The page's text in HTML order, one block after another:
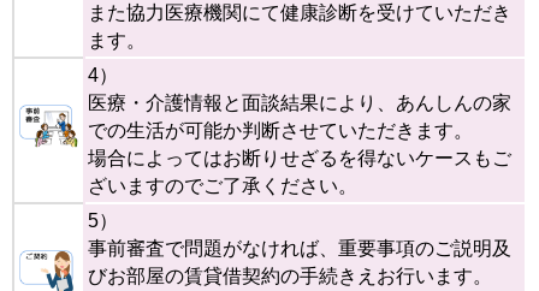
また協力医療機関にて健康診断を受けていただき
ます。
4）
医療・介護情報と面談結果により、あんしんの家
での生活が可能か判断させていただきます。
場合によってはお断りせざるを得ないケースもご
ざいますのでご了承ください。
5）
事前審査で問題がなければ、重要事項のご説明及
びお部屋の賃貸借契約の手続きえお行います。